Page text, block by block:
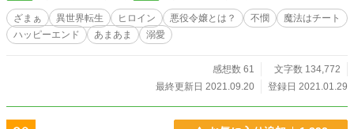
憫ヒロイン。百合じゃないよ！ 安定のハッピーエンドで
す。 表紙の写真はフリー写真素材イメージスタイル様からお
借りしました。 4/18 完結後番外編を上げました。
ざまぁ 異世界転生 ヒロイン 悪役令嬢とは？ 不憫
魔法はチート
ハッピーエンド
あまあま 溺愛
感想数 61
文字数 134,772
最終更新日 2021.09.20
登録日 2021.01.29